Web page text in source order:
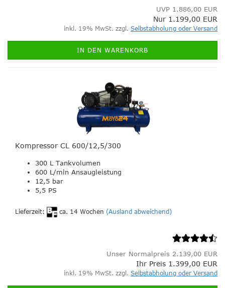
UVP 1.886,00 EUR
Nur 1.199,00 EUR
inkl. 19% MwSt. zzgl. Selbstabholung oder Versand
IN DEN WARENKORB
Kompressor CL 600/12,5/300
300 L Tankvolumen
600 L/min Ansaugleistung
12,5 bar
5,5 PS
Lieferzeit: ca. 14 Wochen (Ausland abweichend)
Unser Normalpreis 2.139,00 EUR
Ihr Preis 1.399,00 EUR
inkl. 19% MwSt. zzgl. Selbstabholung oder Versand